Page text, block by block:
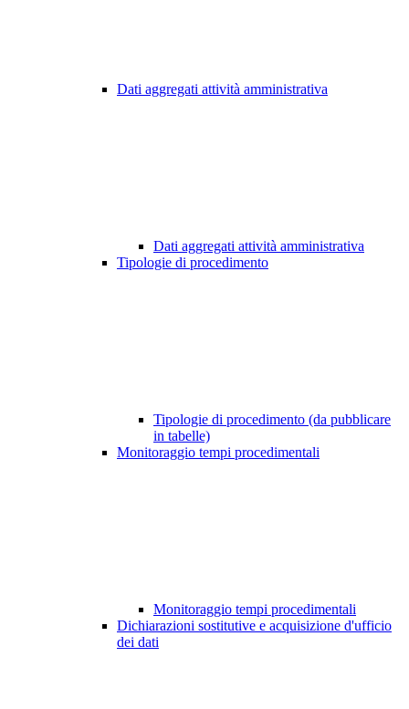
Dati aggregati attività amministrativa
Dati aggregati attività amministrativa
Tipologie di procedimento
Tipologie di procedimento (da pubblicare
in tabelle)
Monitoraggio tempi procedimentali
Monitoraggio tempi procedimentali
Dichiarazioni sostitutive e acquisizione d'ufficio
dei dati